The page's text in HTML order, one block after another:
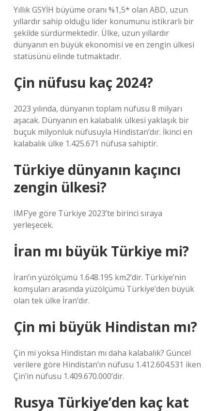
Yıllık GSYİH büyüme oranı %1,5* olan ABD, uzun
yıllardır sahip olduğu lider konumunu istikrarlı bir
şekilde sürdürmektedir. Ülke, uzun yıllardır
dünyanın en büyük ekonomisi ve en zengin ülkesi
statüsünü elinde tutmaktadır.
Çin nüfusu kaç 2024?
2023 yılında, dünyanın toplam nüfusu 8 milyarı
aşacak. Dünyanın en kalabalık ülkesi yaklaşık bir
buçuk milyonluk nüfusuyla Hindistan’dır. İkinci en
kalabalık ülke 1.425.671 nüfusa sahiptir.
Türkiye dünyanın kaçıncı
zengin ülkesi?
IMF’ye göre Türkiye 2023’te birinci sıraya
yerleşecek.
İran mı büyük Türkiye mi?
İran’ın yüzölçümü 1.648.195 km2’dir. Türkiye’nin
komşuları arasında yüzölçümü Türkiye’den büyük
olan tek ülke İran’dır.
Çin mi büyük Hindistan mı?
Çin mi yoksa Hindistan mı daha kalabalık? Güncel
verilere göre Hindistan’ın nüfusu 1.412.604.531 iken
Çin’in nüfusu 1.409.670.000’dir.
Rusya Türkiye’den kaç kat